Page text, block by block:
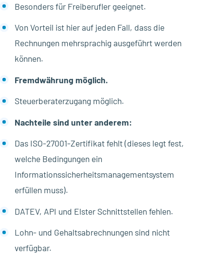
Besonders für Freiberufler geeignet.
Von Vorteil ist hier auf jeden Fall, dass die
Rechnungen mehrsprachig ausgeführt werden
können.
Fremdwährung möglich.
Steuerberaterzugang möglich.
Nachteile sind unter anderem:
Das ISO-27001-Zertifikat fehlt (dieses legt fest,
welche Bedingungen ein
Informationssicherheitsmanagementsystem
erfüllen muss).
DATEV, API und Elster Schnittstellen fehlen.
Lohn- und Gehaltsabrechnungen sind nicht
verfügbar.